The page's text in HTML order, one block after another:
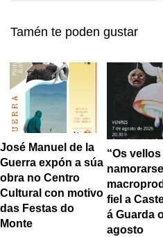
contratar a 12
desempregados
Tamén te poden gustar
José Manuel de la
Guerra expón a súa
obra no Centro
Cultural con motivo
das Festas do
Monte
“Os
fiel a
á Guarda
agosto